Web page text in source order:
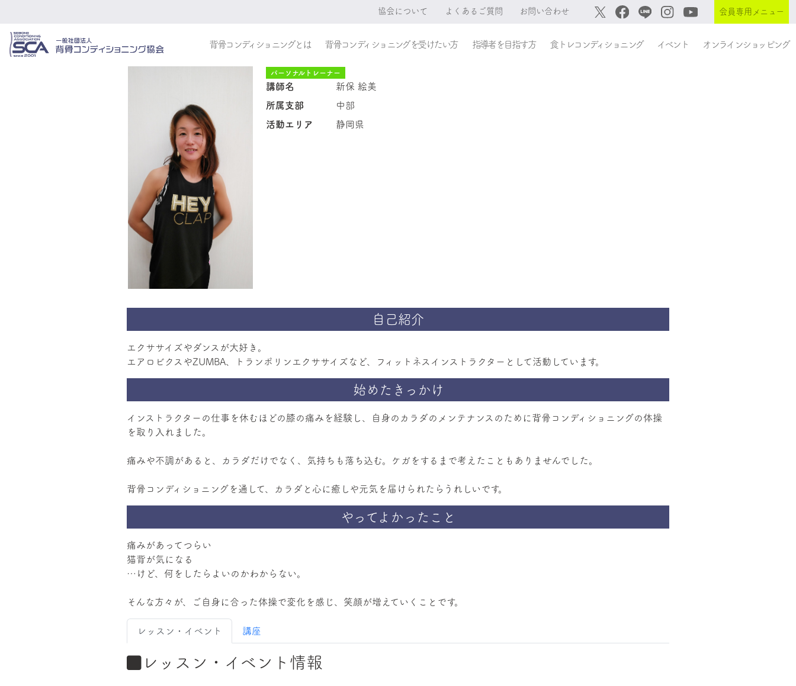
協会について よくあるご質問 お問い合わせ 会員専用メニュー
背骨コンディショニングとは 背骨コンディショニングを受けたい方 指導者を目指す方 食トレコンディショニング イベント オンラインショッピング
パーソナルトレーナー
講師名
新保 絵美
所属支部
中部
活動エリア
静岡県
自己紹介
エクササイズやダンスが大好き。
エアロビクスやZUMBA、トランポリンエクササイズなど、フィットネスインストラクターとして活動しています。
始めたきっかけ
インストラクターの仕事を休むほどの膝の痛みを経験し、自身のカラダのメンテナンスのために背骨コンディショニングの体操
を取り入れました。
痛みや不調があると、カラダだけでなく、気持ちも落ち込む。ケガをするまで考えたこともありませんでした。
背骨コンディショニングを通して、カラダと心に癒しや元気を届けられたらうれしいです。
やってよかったこと
痛みがあってつらい
猫背が気になる
…けど、何をしたらよいのかわからない。
そんな方々が、ご自身に合った体操で変化を感じ、笑顔が増えていくことです。
レッスン・イベント 講座
レッスン・イベント情報